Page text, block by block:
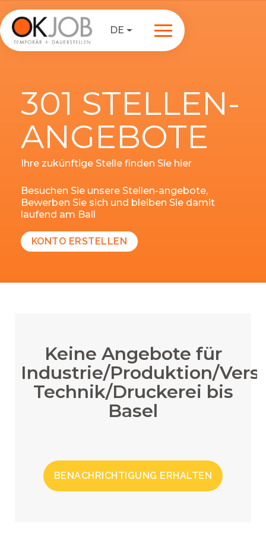
DE
301 STELLEN-
ANGEBOTE
Ihre zukünftige Stelle finden Sie hier
Besuchen Sie unsere Stellen-angebote,
Bewerben Sie sich und bleiben Sie damit
laufend am Ball
KONTO ERSTELLEN
Keine Angebote für
Industrie/Produktion/
Technik/Druckerei bis
Basel
BENACHRICHTIGUNG ERHALTEN